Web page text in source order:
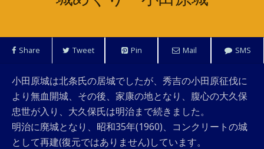
Share Tweet Pin Mail SMS
小田原城は北条氏の居城でしたが、秀吉の小田原征伐に
より無血開城、その後、家康の地となり、腹心の大久保
忠世が入り、大久保氏は明治まで続きました。
明治に廃城となり、昭和35年(1960)、コンクリートの城
として再建(復元ではありません)しています。